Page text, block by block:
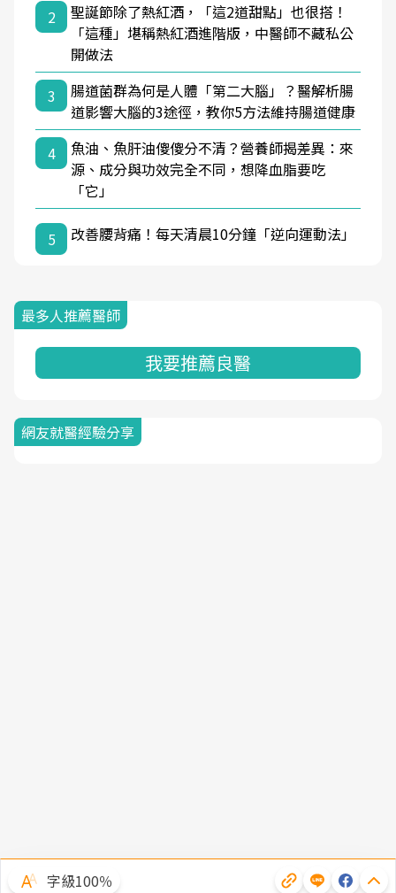
2
聖誕節除了熱紅酒，「這2道甜點」也很搭！
「這種」堪稱熱紅酒進階版，中醫師不藏私公
開做法
3
腸道菌群為何是人體「第二大腦」？醫解析腸
道影響大腦的3途徑，教你5方法維持腸道健康
4
魚油、魚肝油傻傻分不清？營養師揭差異：來
源、成分與功效完全不同，想降血脂要吃
「它」
5 改善腰背痛！每天清晨10分鐘「逆向運動法」
最多人推薦醫師
我要推薦良醫
網友就醫經驗分享
字級100％